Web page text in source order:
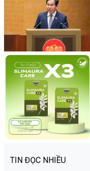
TIN ĐỌC NHIỀU